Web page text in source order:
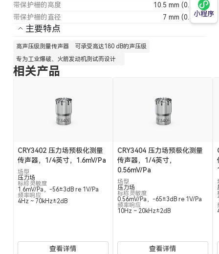
带保护栅的高度
10.5 mm (0.413")
带保护栅的直径
7 mm (0.276")
主要特点
高声压级测量传声器
可承受高达180 dB的声压级
专为工业爆破、火箭发动机测试而设计
相关产品
CRY3402 压力场预极化测量
传声器，1/4英寸，1.6mV/Pa
场型
压力场
标称灵敏度
1.6mV/Pa，-56±3dB re 1V/Pa
频率响应
4Hz ~ 70kHz±2dB
查看详情
CRY3404 压力场预极化测量
传声器，1/4英寸，
0.56mV/Pa
场型
压力场
标称灵敏度
0.56mV/Pa，-65±3dB re 1V/Pa
频率响应
10Hz ~ 20kHz±2dB
查看详情
小程序